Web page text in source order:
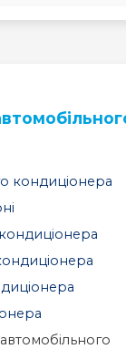
кондиціонера